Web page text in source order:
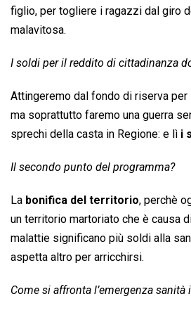
figlio, per togliere i ragazzi dal giro
malavitosa.
I soldi per il reddito di cittadinanza
Attingeremo dal fondo di riserva
ma soprattutto faremo una guerra
sprechi della casta in Regione: e lì i
Il secondo punto del programma?
La bonifica del territorio, perchè
un territorio martoriato che è causa
malattie significano più soldi alla
aspetta altro per arricchirsi.
Come si affronta l’emergenza sanità